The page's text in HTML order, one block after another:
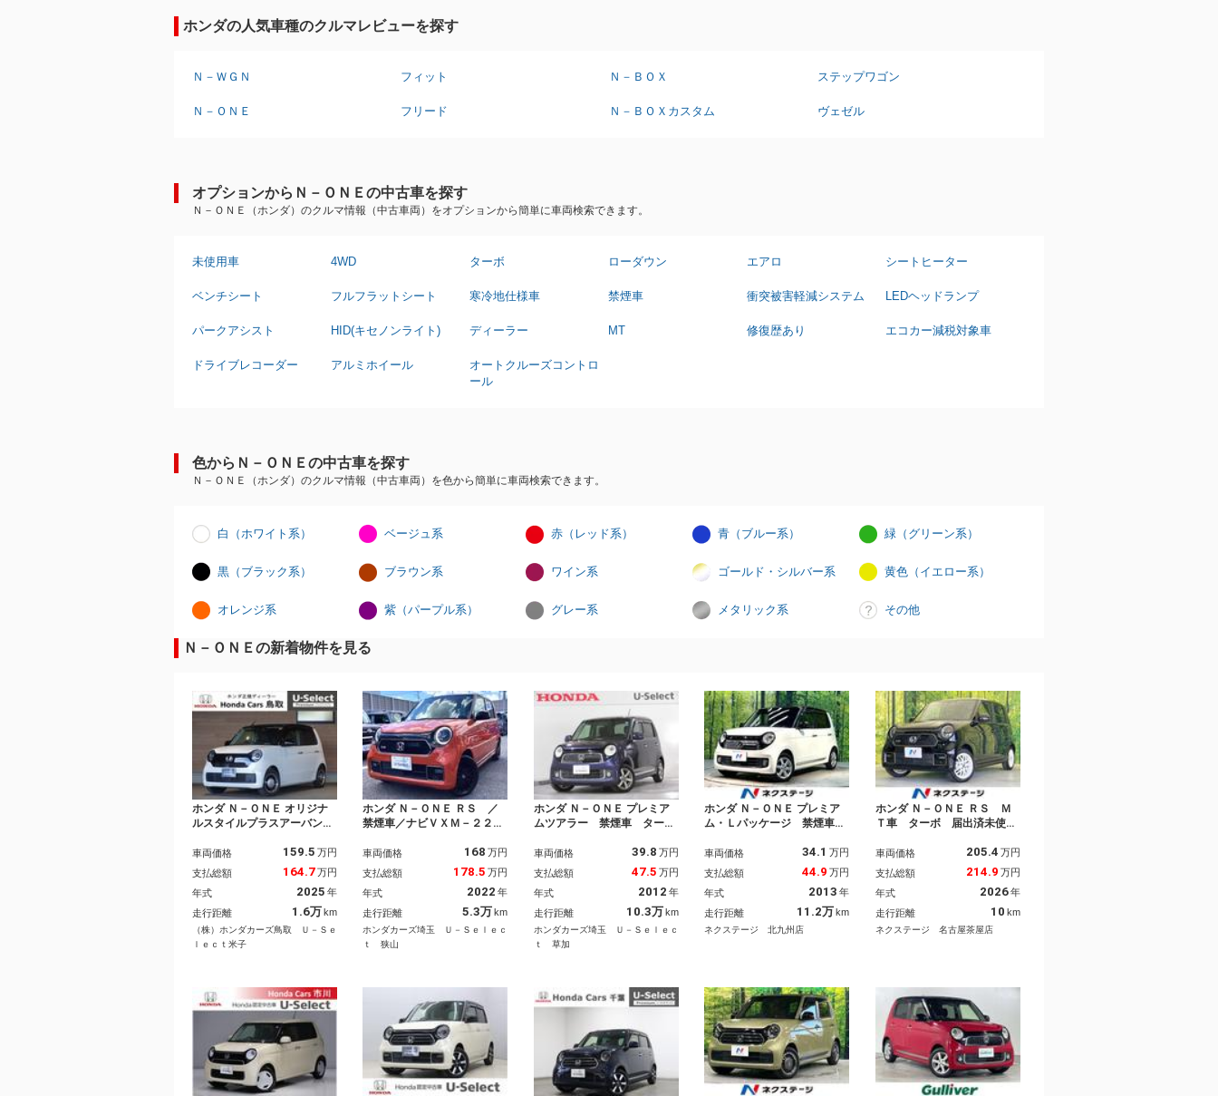
ホンダの人気車種のクルマレビューを探す
Ｎ－ＷＧＮ フィット Ｎ－ＢＯＸ ステップワゴン
Ｎ－ＯＮＥ フリード Ｎ－ＢＯＸカスタム ヴェゼル
オプションからＮ－ＯＮＥの中古車を探す
Ｎ－ＯＮＥ（ホンダ）のクルマ情報（中古車両）をオプションから簡単に車両検索できます。
未使用車 4WD ターボ ローダウン エアロ シートヒーター
ベンチシート フルフラットシート 寒冷地仕様車 禁煙車 衝突被害軽減システム LEDヘッドランプ
パークアシスト HID(キセノンライト) ディーラー MT 修復歴あり エコカー減税対象車
ドライブレコーダー アルミホイール
オートクルーズコントロ
ール
色からＮ－ＯＮＥの中古車を探す
Ｎ－ＯＮＥ（ホンダ）のクルマ情報（中古車両）を色から簡単に車両検索できます。
白（ホワイト系） ベージュ系 赤（レッド系） 青（ブルー系） 緑（グリーン系）
黒（ブラック系） ブラウン系 ワイン系 ゴールド・シルバー系 黄色（イエロー系）
オレンジ系 紫（パープル系） グレー系 メタリック系 その他
Ｎ－ＯＮＥの新着物件を見る
ホンダ Ｎ－ＯＮＥ オリジナ
ルスタイルプラスアーバン
ブレコーダー ＥＴＣ 障害
物センサー アダプティブク
ルーズコントロール 電動パ
ーキングブレーキ プッシュ
スタート スマートキー Ｂ
ｌｕｅｔｏｏｔｈ フルセグ
ＴＶ ＵＳＢ接続
車両価格 159.5 万円
支払総額 164.7万円
年式 2025 年
走行距離 1.6万km
（株）ホンダカーズ鳥取 Ｕ－Ｓｅ
ｌｅｃｔ米子
ホンダ Ｎ－ＯＮＥ ＲＳ ／
禁煙車／ナビＶＸＭ－２２４
Ｂ／シートヒータ／ＬＥＤ／
カーテンＡＢ／スマキー／Ｕ
ＳＢ／センシング／Ｒコーナ
ーセンサ／フルセグ／ＢＴＡ
／革巻ステア／純正１５ＡＷ
／ＥＴＣ２．０／
車両価格 168 万円
支払総額 178.5 万円
年式 2022 年
走行距離 5.3万 km
ホンダカーズ埼玉 Ｕ－Ｓｅｌｅｃ
ｔ 狭山
ホンダ Ｎ－ＯＮＥ プレミア
ムツアラー 禁煙車 ターボ
Ｖ バックカメラ ＥＴＣ
ディスチャージヘッドライ
ト オートライト １４イン
チアルミホイール スマート
キー ＡＢＳ 横滑り防止
エアバック 電動格納ミラ
ー 記録簿
車両価格 39.8 万円
支払総額 47.5 万円
年式 2012 年
走行距離 10.3万km
ホンダカーズ埼玉 Ｕ－Ｓｅｌｅｃ
ｔ 草加
ホンダ Ｎ－ＯＮＥ プレミア
ム・Ｌパッケージ 禁煙車
ラ スマートキー ＥＴＣ
純正１４インチアルミ オー
トライト オートエアコン
ＨＩＤヘッド Ｂｌｕｅｔｏ
ｏｔｈ ＣＤ ＤＶＤ再生
フルセグ プライバシーガラ
車両価格 34.1 万円
支払総額 44.9 万円
年式 2013 年
走行距離 11.2万km
ネクステージ 北九州店
ホンダ Ｎ－ＯＮＥ ＲＳ Ｍ
Ｔ車 ターボ 届出済未使用
コーナーセンサー スマート
キー ＬＥＤヘッド 純正１
５インチアルミ オートハイ
ビーム 車線逸脱警報 オー
トライト デュアルエアコ
ン ＬＥＤフォグ
車両価格 205.4 万円
支払総額 214.9 万円
年式 2026年
走行距離 10 km
ネクステージ 名古屋茶屋店